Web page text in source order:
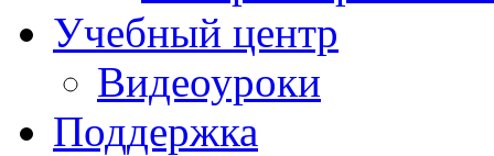
Учебный центр
Видеоуроки
Поддержка